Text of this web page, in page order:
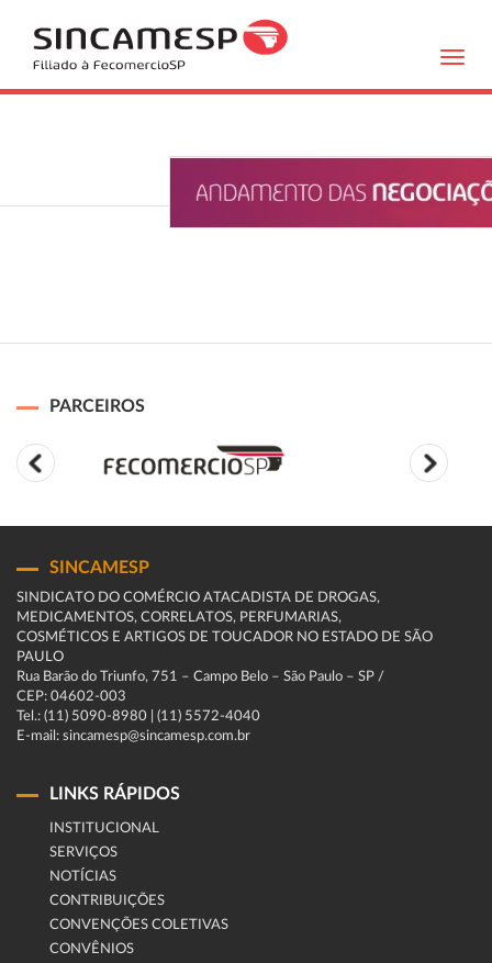
PARCEIROS
SINCAMESP
SINDICATO DO COMÉRCIO ATACADISTA DE DROGAS,
MEDICAMENTOS, CORRELATOS, PERFUMARIAS,
COSMÉTICOS E ARTIGOS DE TOUCADOR NO ESTADO DE SÃO
PAULO
Rua Barão do Triunfo, 751 – Campo Belo – São Paulo – SP /
CEP: 04602-003
Tel.: (11) 5090-8980 | (11) 5572-4040
E-mail: sincamesp@sincamesp.com.br
LINKS RÁPIDOS
INSTITUCIONAL
SERVIÇOS
NOTÍCIAS
CONTRIBUIÇÕES
CONVENÇÕES COLETIVAS
CONVÊNIOS